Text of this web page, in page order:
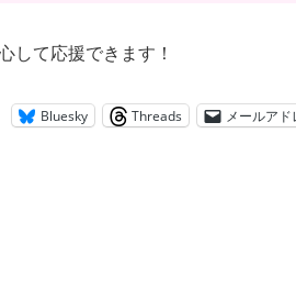
して応援できます！
Bluesky Threads メールアド